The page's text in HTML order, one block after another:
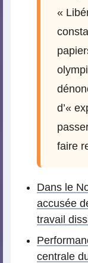
«
d’«
faire
Dans le
accusée
travail
centrale